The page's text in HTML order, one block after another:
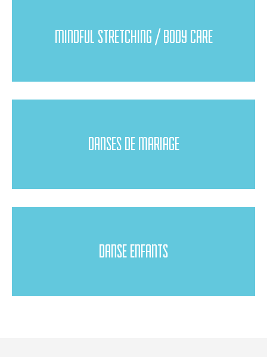
MINDFUL STRETCHING / BODY CARE
DANSES DE MARIAGE
DANSE ENFANTS